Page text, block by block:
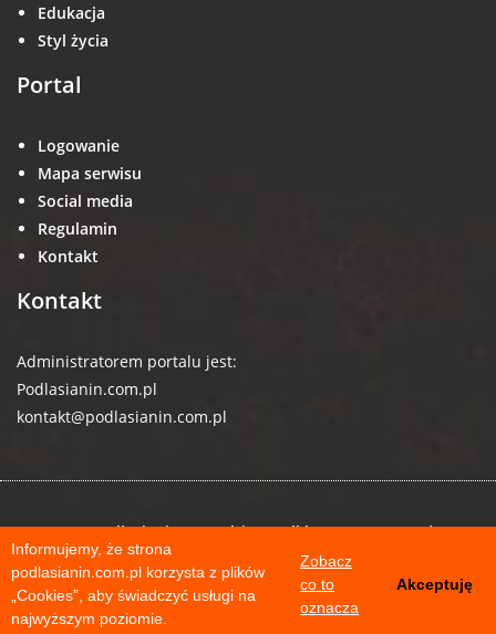
Informujemy, że strona
podlasianin.com.pl korzysta z plików
„Cookies”, aby świadczyć usługi na
najwyższym poziomie.
Zobacz
co to
oznacza
Akceptuję
Edukacja
Styl życia
Portal
Logowanie
Mapa serwisu
Social media
Regulamin
Kontakt
Kontakt
Administratorem portalu jest:
Podlasianin.com.pl
kontakt@podlasianin.com.pl
© 2026 podlasianin.com.pl | Wszelkie prawa zastrzeżone